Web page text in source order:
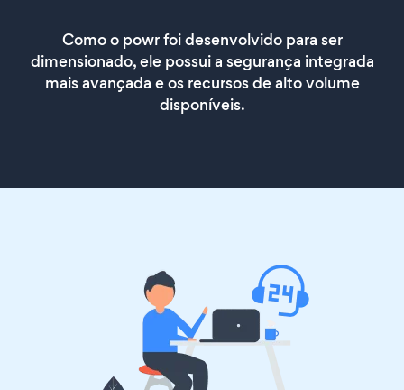
Como o powr foi desenvolvido para ser
dimensionado, ele possui a segurança integrada
mais avançada e os recursos de alto volume
disponíveis.